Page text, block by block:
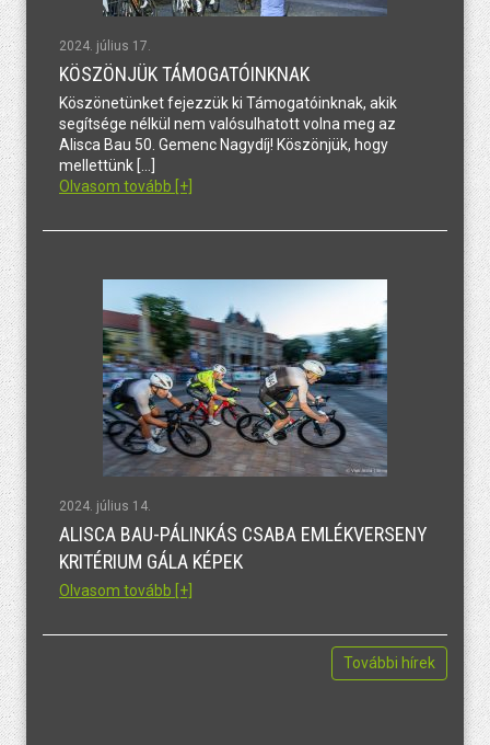
2024. július 17.
KÖSZÖNJÜK TÁMOGATÓINKNAK
Köszönetünket fejezzük ki Támogatóinknak, akik
segítsége nélkül nem valósulhatott volna meg az
Alisca Bau 50. Gemenc Nagydíj! Köszönjük, hogy
mellettünk […]
Olvasom tovább [+]
2024. július 14.
ALISCA BAU-PÁLINKÁS CSABA EMLÉKVERSENY
KRITÉRIUM GÁLA KÉPEK
Olvasom tovább [+]
További hírek